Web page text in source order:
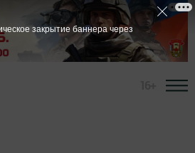
закрытие баннера через